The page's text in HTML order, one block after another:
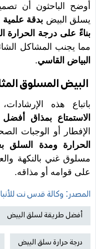
أوضح الباحثون أن
يسلق البيض بدقة علمية
بناءً على درجة الحرارة
مما يجنب المشاكل
البياض القاسي.
البيض المسلوق
باتباع هذه
الاستمتاع بمذاق
الإفطار أو الوجبات
الحرارة ومدة السلق
مسلوق غني بالنكهة
على قوامه أو مذاقه.
المصدر: وكالة قدس نت
أفضل طريقة لسلق البيض
درجة حرارة سلق البيض